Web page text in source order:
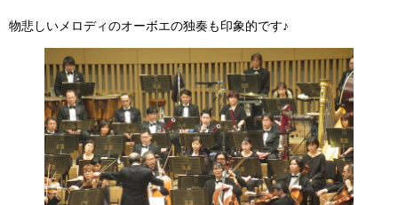
物悲しいメロディのオーボエの独奏も印象的です♪